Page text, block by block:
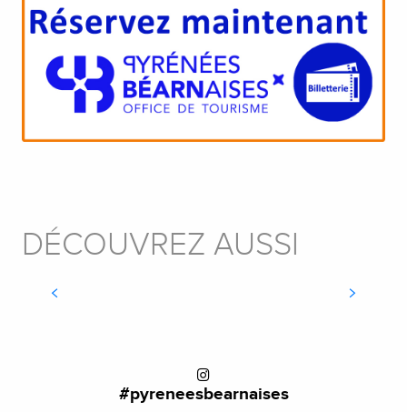
DÉCOUVREZ AUSSI
RANDONNÉE
#pyreneesbearnaises